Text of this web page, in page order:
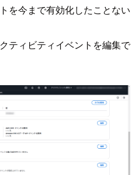
を今まで有効化したことない
ティビティイベントを編集で